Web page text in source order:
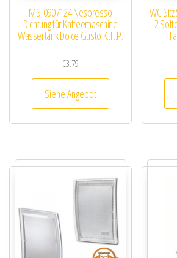
MS-0907124 Nespresso
Dichtung für Kaffeemaschine
Wassertank Dolce Gusto K..F..P.
€3.79
Siehe Angebot
WC
2